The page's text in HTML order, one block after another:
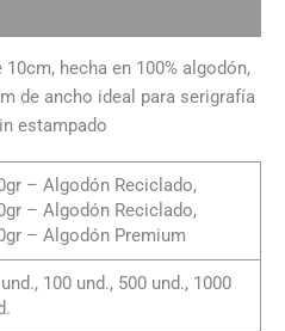
hecha en 100% algodón,
de ancho ideal para serigrafía
estampado
– Algodón Reciclado,
– Algodón Reciclado,
– Algodón Premium
100 und., 500 und., 1000